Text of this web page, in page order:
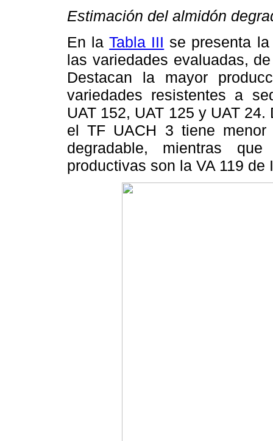
Estimación del almidón
En laTabla III se presenta
las variedades evaluadas,
Destacan la mayor
variedades resistentes a
UAT 152, UAT 125 y UAT
el TF UACH 3 tiene
degradable, mientras
productivas son la VA 119 de